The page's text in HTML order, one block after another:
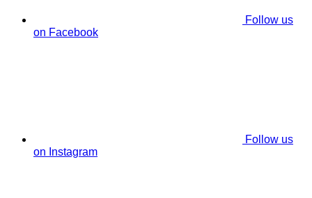
Follow us
on Facebook
Follow us
on Instagram